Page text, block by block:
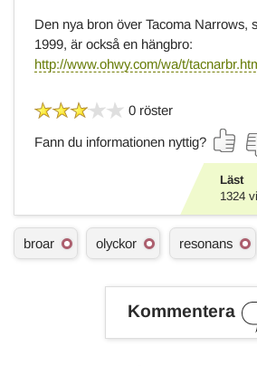
Den nya bron över Tacoma Narrows,
1999, är också en hängbro:
http://www.ohwy.com/wa/t/
0 röster
Fann du informationen nyttig?
Läst
1324
Ä
m
broar olyckor resonans
Kommentera